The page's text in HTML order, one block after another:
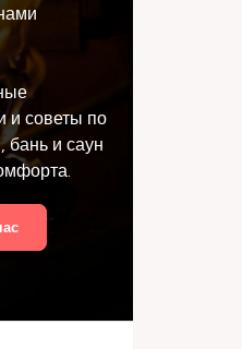
и советы по
бань и саун